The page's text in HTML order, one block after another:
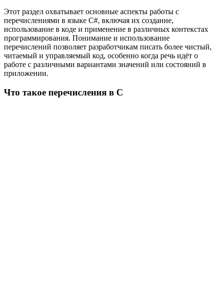
Этот раздел охватывает основные аспекты работы с
перечислениями в языке C#, включая их создание,
использование в коде и применение в различных контекстах
программирования. Понимание и использование
перечислений позволяет разработчикам писать более чистый,
читаемый и управляемый код, особенно когда речь идёт о
работе с различными вариантами значений или состояний в
приложении.
Что такое перечисления в C